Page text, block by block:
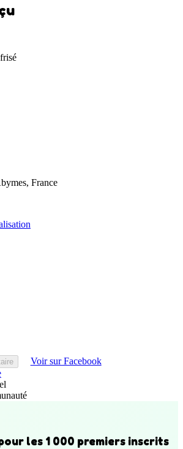
France
Voir sur Facebook
les 1 000 premiers inscrits